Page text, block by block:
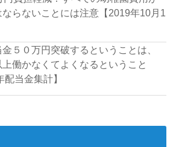
らないことには注意【2019年10月1
５０万円突破するということは、
上働かなくてよくなるということ
配当金集計】